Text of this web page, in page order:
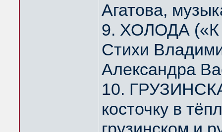
Агатова,
9. ХОЛОДА («К
Стихи
Александра
10.
косточку в